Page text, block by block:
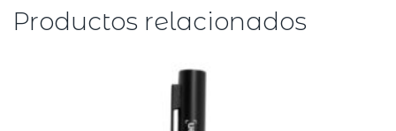
Productos relacionados